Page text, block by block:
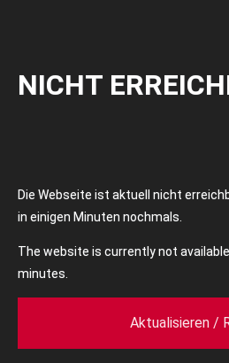
NICHT
Die Webseite ist aktuell nicht
in einigen Minuten nochmals.
The website is currently not
minutes.
Aktualisieren /